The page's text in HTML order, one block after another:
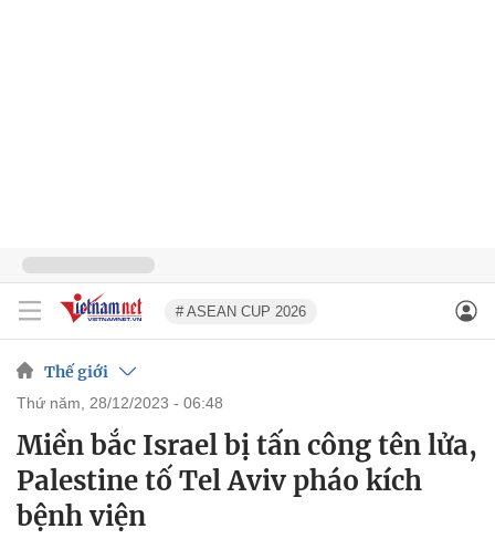
# ASEAN CUP 2026
Thế giới
thứ năm, 28/12/2023 - 06:48
Miền bắc Israel bị tấn công tên lửa,
Palestine tố Tel Aviv pháo kích
bệnh viện